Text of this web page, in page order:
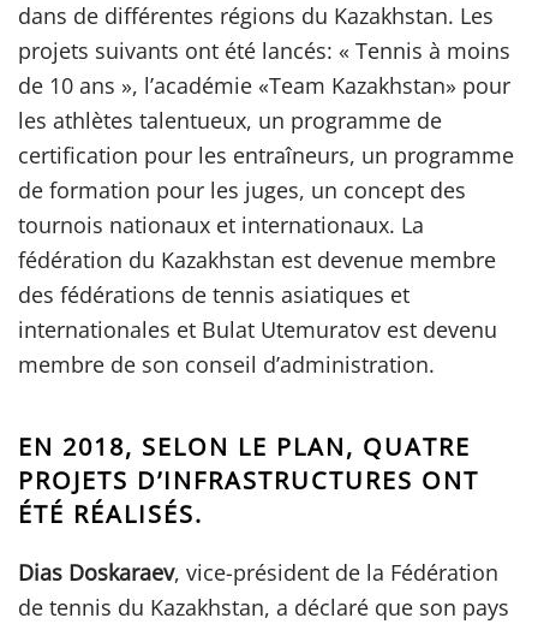
dans de différentes régions du Kazakhstan. Les
projets suivants ont été lancés: « Tennis à moins
de 10 ans », l’académie «Team Kazakhstan» pour
les athlètes talentueux, un programme de
certification pour les entraîneurs, un programme
de formation pour les juges, un concept des
tournois nationaux et internationaux. La
fédération du Kazakhstan est devenue membre
des fédérations de tennis asiatiques et
internationales et Bulat Utemuratov est devenu
membre de son conseil d’administration.
EN 2018, SELON LE PLAN, QUATRE
PROJETS D’INFRASTRUCTURES ONT
ÉTÉ RÉALISÉS.
Dias Doskaraev, vice-président de la Fédération
de tennis du Kazakhstan, a déclaré que son pays